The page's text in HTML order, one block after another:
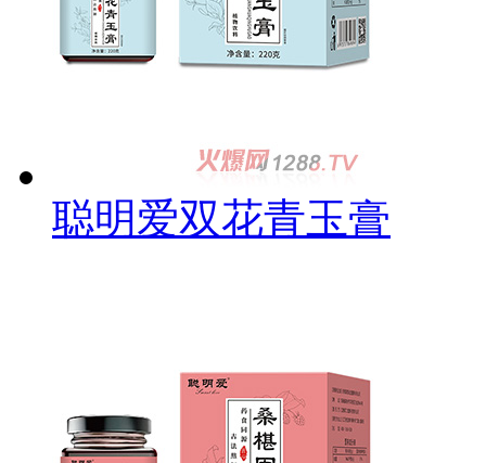
聪明爱双花青玉膏